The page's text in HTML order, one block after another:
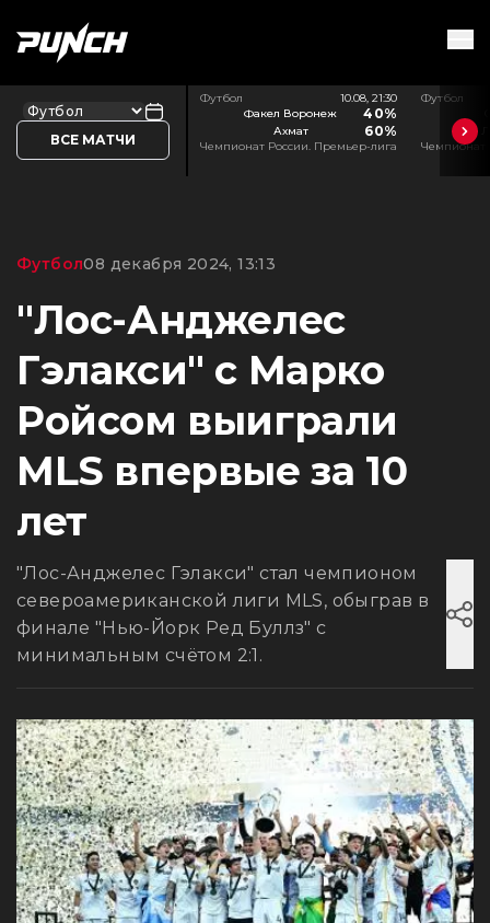
ВСЕ МАТЧИ
Футбол
10.08, 21:30
Факел Воронеж
40%
Ахмат 60%
Чемпионат России. Премьер-лига
Футбол
Чемпионат
Футбол08 декабря 2024, 13:13
"Лос-Анджелес
Гэлакси" с Марко
Ройсом выиграли
MLS впервые за 10
лет
"Лос-Анджелес Гэлакси" стал чемпионом
североамериканской лиги MLS, обыграв в
финале "Нью-Йорк Ред Буллз" с
минимальным счётом 2:1.